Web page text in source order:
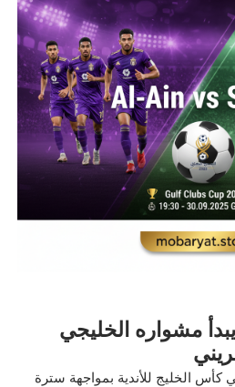
مشواره الخليجي
كأس الخليج للأندية بمواجهة سترة